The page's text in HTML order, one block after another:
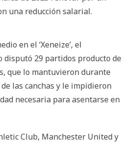
una reducción salarial.
en el ‘Xeneize’, el
disputó 29 partidos producto de
que lo mantuvieron durante
las canchas y le impidieron
necesaria para asentarse en
Club, Manchester United y